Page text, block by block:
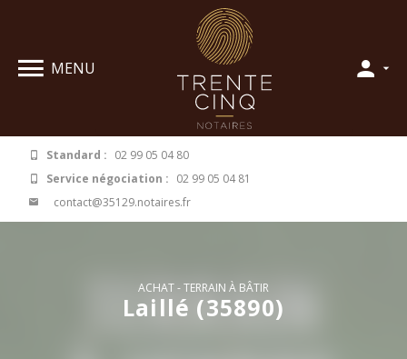
MENU
Standard : 02 99 05 04 80
Service négociation : 02 99 05 04 81
contact@35129.notaires.fr
ACHAT TERRAIN À BÂTIR
Laillé (35890)
Panneau de gestion des cookies